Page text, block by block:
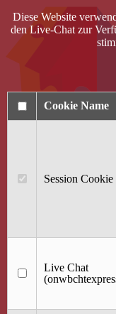
40 Jahre
Diese Website
den Live-Chat zur
Cookie Name
Session Cookie
Live Chat